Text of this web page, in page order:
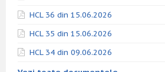
HCL 36 din 15.06.2026
HCL 35 din 15.06.2026
HCL 34 din 09.06.2026